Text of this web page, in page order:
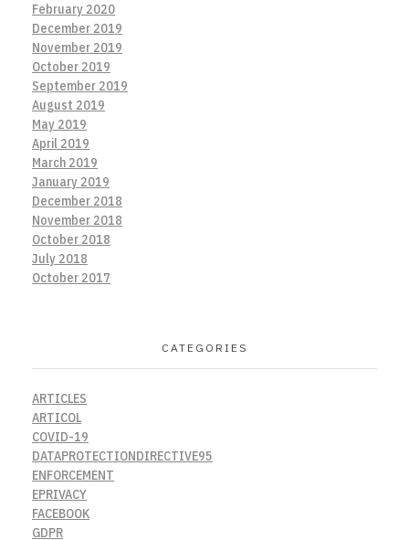
February 2020
December 2019
November 2019
October 2019
September 2019
August 2019
May 2019
April 2019
March 2019
January 2019
December 2018
November 2018
October 2018
July 2018
October 2017
CATEGORIES
ARTICLES
ARTICOL
COVID-19
DATAPROTECTIONDIRECTIVE95
ENFORCEMENT
EPRIVACY
FACEBOOK
GDPR